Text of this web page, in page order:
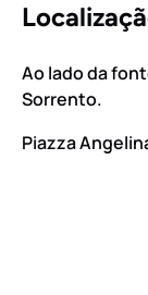
Ao lado da
Sorrento.
Piazza